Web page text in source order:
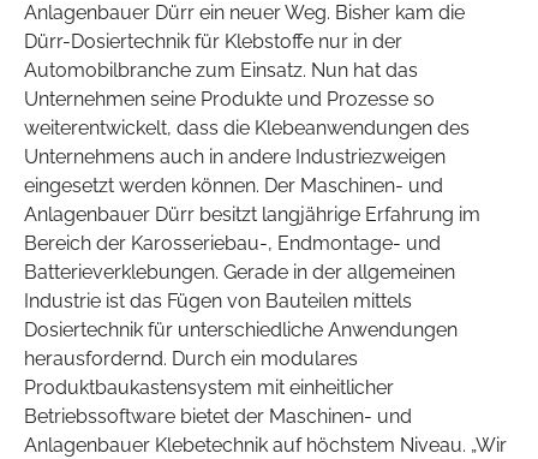
Anlagenbauer Dürr ein neuer Weg. Bisher kam die
Dürr-Dosiertechnik für Klebstoffe nur in der
Automobilbranche zum Einsatz. Nun hat das
Unternehmen seine Produkte und Prozesse so
weiterentwickelt, dass die Klebeanwendungen des
Unternehmens auch in andere Industriezweigen
eingesetzt werden können. Der Maschinen- und
Anlagenbauer Dürr besitzt langjährige Erfahrung im
Bereich der Karosseriebau-, Endmontage- und
Batterieverklebungen. Gerade in der allgemeinen
Industrie ist das Fügen von Bauteilen mittels
Dosiertechnik für unterschiedliche Anwendungen
herausfordernd. Durch ein modulares
Produktbaukastensystem mit einheitlicher
Betriebssoftware bietet der Maschinen- und
Anlagenbauer Klebetechnik auf höchstem Niveau. „Wir